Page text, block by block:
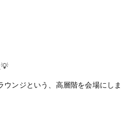
ンジという、高層階を会場にし